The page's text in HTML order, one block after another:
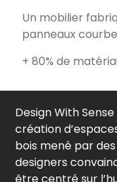
Un mobilier
panneaux
+ 80% de
Design With
création
bois mené par
designers